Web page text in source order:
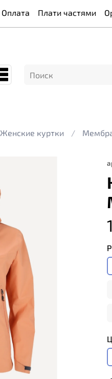
Оплата Плати частями
Женские куртки